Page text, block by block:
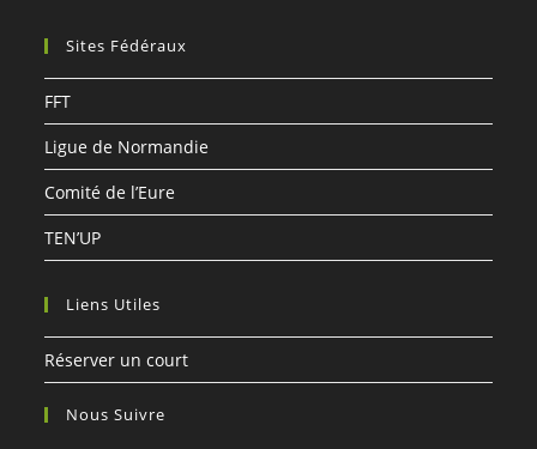
Sites Fédéraux
FFT
Ligue de Normandie
Comité de l’Eure
TEN’UP
Liens Utiles
Réserver un court
Nous Suivre